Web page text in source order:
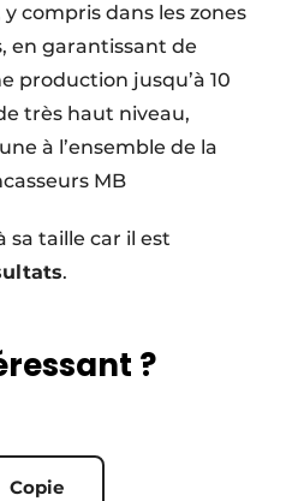
compris dans les zones
en garantissant de
production jusqu’à 10
très haut niveau,
à l’ensemble de la
MB
sa taille car il est
.
?
Copie